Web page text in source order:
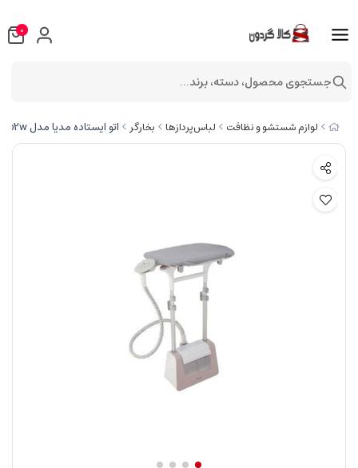
لوازم شستشو و نظافت لباس‌پردازها بخارگر اتو ایستاده مدیا مدل ygd20p2w
0
جستجوی محصول، دسته، برند...